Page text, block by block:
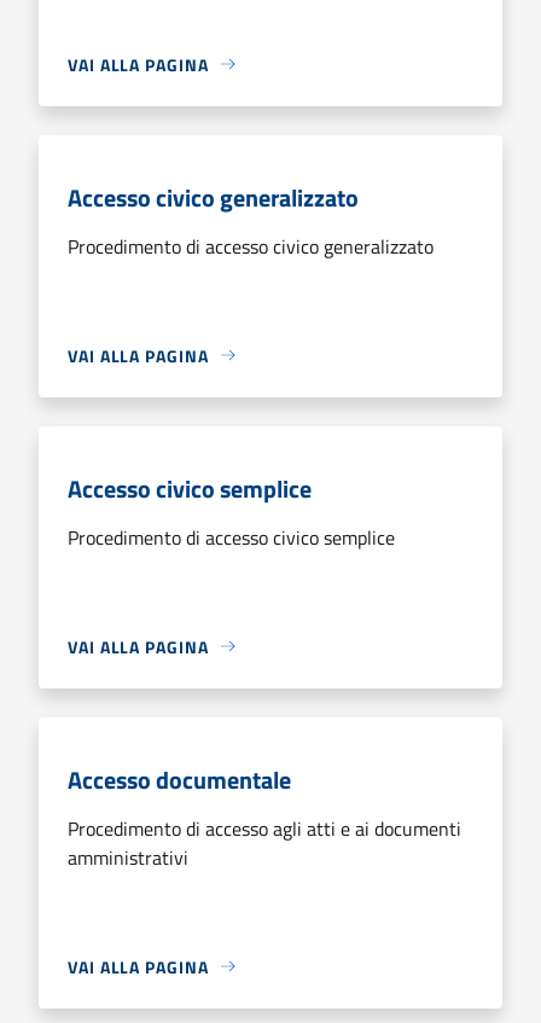
VAI ALLA PAGINA
Accesso civico generalizzato
Procedimento di accesso civico generalizzato
VAI ALLA PAGINA
Accesso civico semplice
Procedimento di accesso civico semplice
VAI ALLA PAGINA
Accesso documentale
Procedimento di accesso agli atti e ai documenti
amministrativi
VAI ALLA PAGINA